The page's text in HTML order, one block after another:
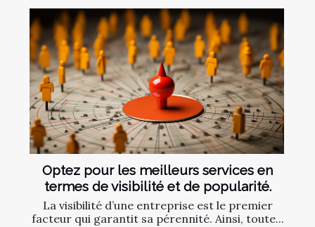
Optez pour les meilleurs services en
termes de visibilité et de popularité.
La visibilité d’une entreprise est le premier
facteur qui garantit sa pérennité. Ainsi, toute...